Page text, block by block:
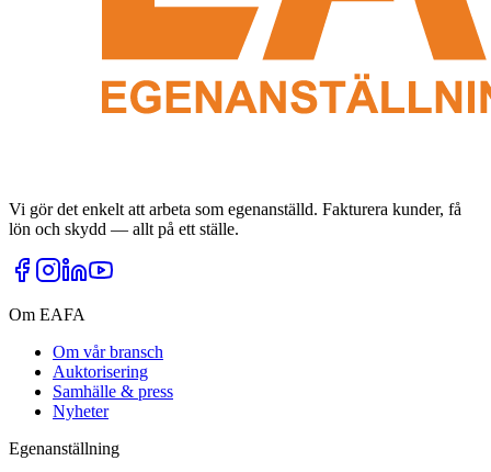
Vi gör det enkelt att arbeta som egenanställd. Fakturera kunder, få
lön och skydd — allt på ett ställe.
Om EAFA
Om vår bransch
Auktorisering
Samhälle & press
Nyheter
Egenanställning